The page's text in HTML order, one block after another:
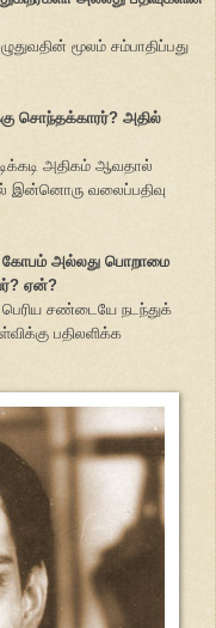
மூலம் சம்பாதிப்பது
சொந்தக்காரர்? அதில்
அதிகம் ஆவதால்
இன்னொரு வலைப்பதிவு
கோபம் அல்லது பொறாமை
ஏன்?
பெரிய சண்டையே நடந்துக்
பதிலளிக்க